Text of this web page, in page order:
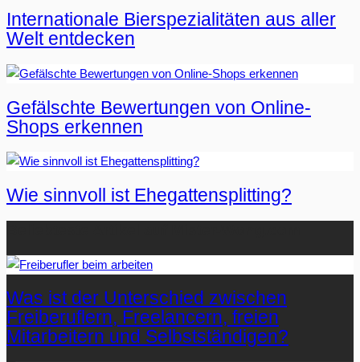
Internationale Bierspezialitäten aus aller
Welt entdecken
Gefälschte Bewertungen von Online-
Shops erkennen
Wie sinnvoll ist Ehegattensplitting?
Was ist der Unterschied zwischen
Freiberuflern, Freelancern, freien
Mitarbeitern und Selbstständigen?